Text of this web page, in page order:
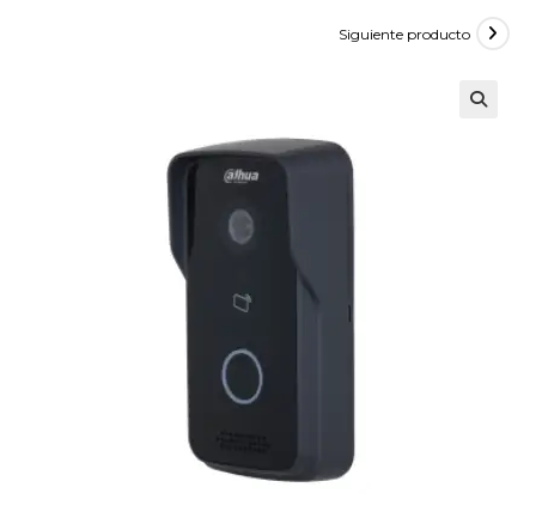
Siguiente producto